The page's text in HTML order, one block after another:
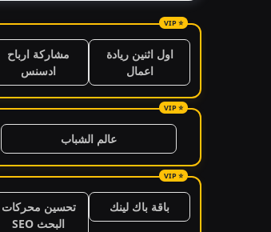
اول اثنين ريادة
اعمال
مشاركة ارباح
ادسنس
عالم الشباب
باقة باك لينك
تحسين محركات
البحث SEO